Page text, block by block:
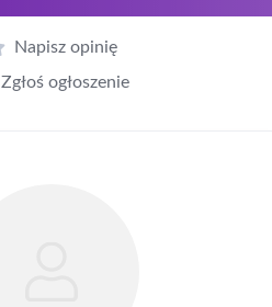
Napisz opinię
Zgłoś ogłoszenie